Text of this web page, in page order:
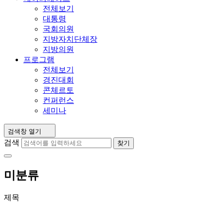
전체보기
대통령
국회의원
지방자치단체장
지방의원
프로그램
전체보기
경진대회
콘체르토
컨퍼런스
세미나
검색창 열기
검색 찾기
미분류
제목